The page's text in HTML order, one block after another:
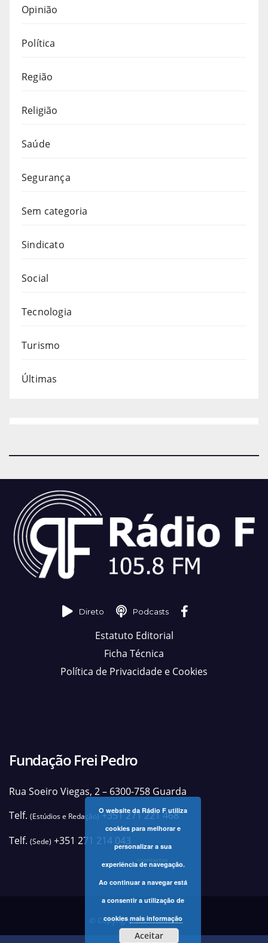
Opinião
Política
Região
Religião
Saúde
Segurança
Sem categoria
Sindicato
Social
Tecnologia
Turismo
Últimas
Direto Podcasts
Estatuto Editorial
Ficha Técnica
Política de Privacidade e Cookies
Fundação Frei Pedro
Rua Soeiro Viegas, 2 – 6300-758 Guarda
Telf. (Estúdios e Redação)+351 271 221 468
Telf. (Sede) +351 271 214 043
+contactos
© Copyright 2025 Rádio F
O website da Rádio F utiliza
cookies para melhorar e
personalizar a sua
experiência de navegação.
Ao continuar a navegar está
a consentir a utilização de
cookiesmais informação
Aceitar